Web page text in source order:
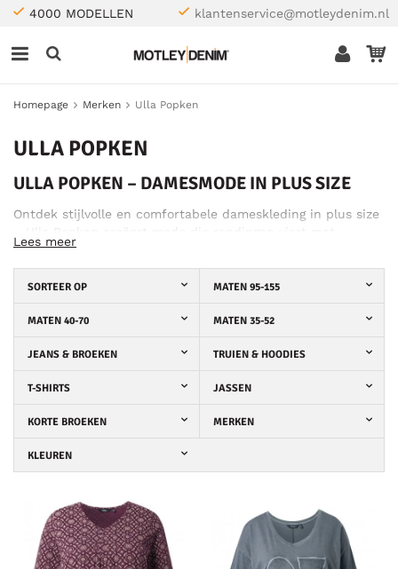
4000 MODELLEN klantenservice@motleydenim.nl
Homepage Merken Ulla Popken
ULLA POPKEN
ULLA POPKEN – DAMESMODE IN PLUS SIZE
Ontdek stijlvolle en comfortabele dameskleding in plus size
perfecte pasvorm en tijdloos design.
Lees meer
SORTEER OP MATEN 95-155
MATEN 40-70 MATEN 35-52
JEANS & BROEKEN TRUIEN & HOODIES
T-SHIRTS JASSEN
KORTE BROEKEN MERKEN
KLEUREN